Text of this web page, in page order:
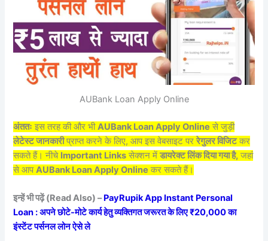
AUBank Loan Apply Online
अंततः इस तरह की और भीAUBank Loan Apply Online से जुड़ी
लेटेस्ट जानकारीप्राप्त करने के लिए, आप इस वेबसाइट पररेगुलर विजिटकर
सकते हैं। नीचे Important Links सेक्शन मेंडायरेक्ट लिंक दिया गया है, जहां
से आपAUBank Loan Apply Online कर सकते हैं।
इन्हें भी पढ़ें (Read Also) –PayRupik App Instant Personal
Loan : अपने छोटे-मोटे कार्य हेतु व्यक्तिगत जरूरत के लिए ₹20,000 का
इंस्टेंट पर्सनल लोन ऐसे ले